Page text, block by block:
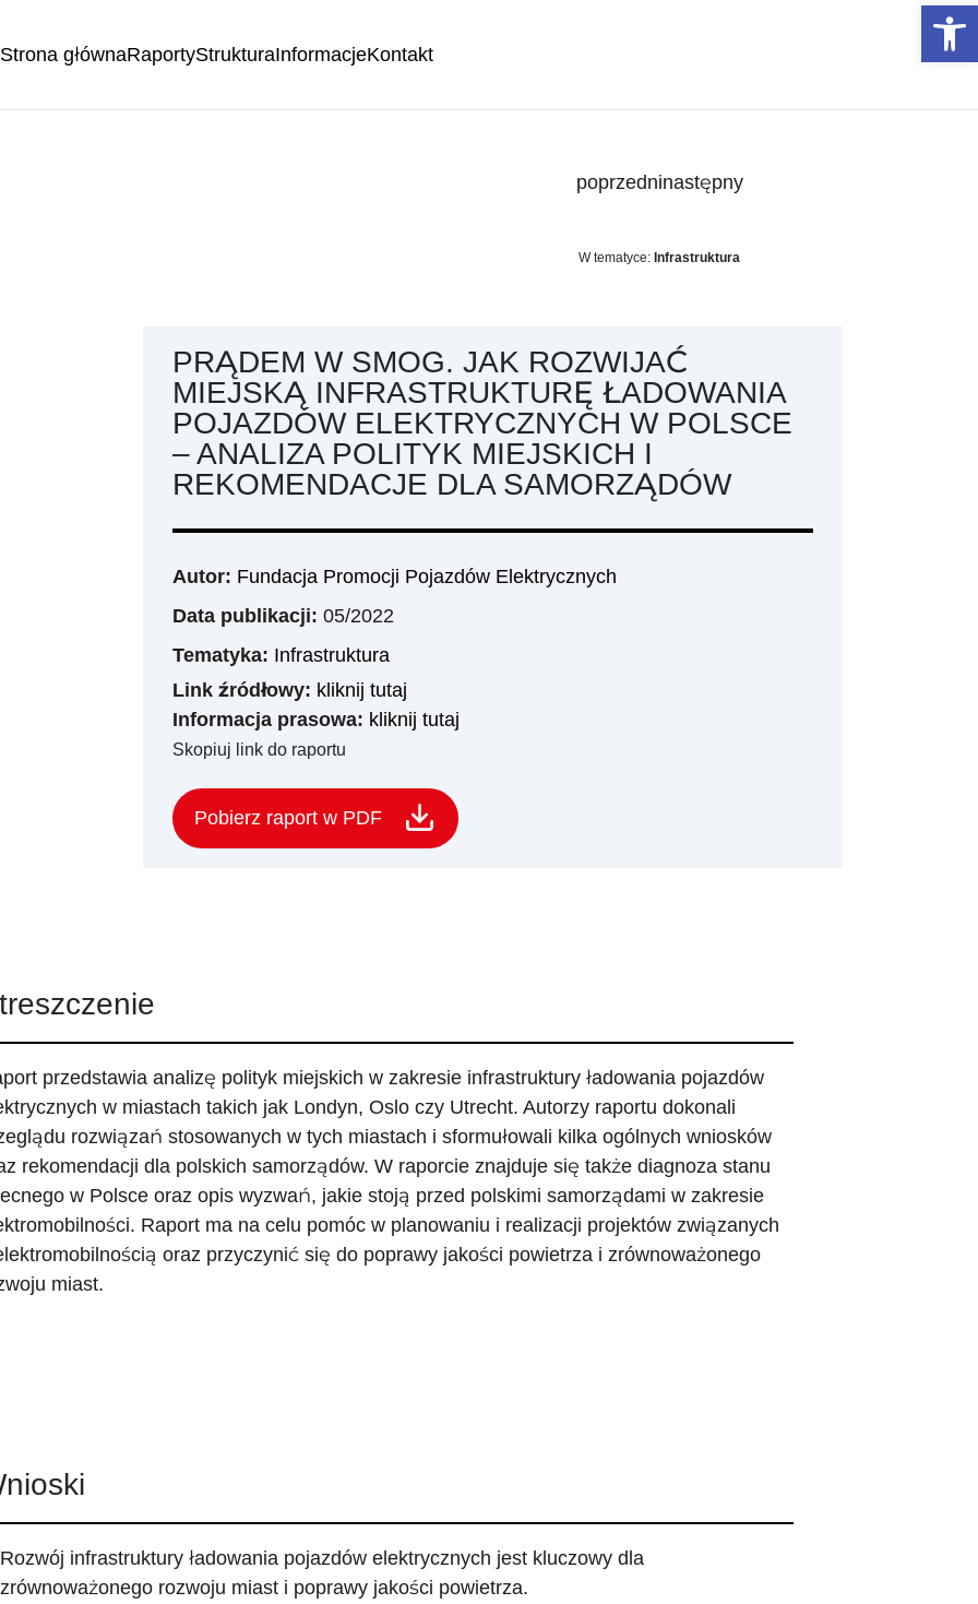
Strona głównaRaportyStrukturaInformacjeKontakt
poprzedninastępny
W tematyce: Infrastruktura
PRĄDEM W SMOG. JAK ROZWIJAĆ
MIEJSKĄ INFRASTRUKTURĘ ŁADOWANIA
POJAZDÓW ELEKTRYCZNYCH W POLSCE
– ANALIZA POLITYK MIEJSKICH I
REKOMENDACJE DLA SAMORZĄDÓW
Autor: Fundacja Promocji Pojazdów Elektrycznych
Data publikacji: 05/2022
Tematyka: Infrastruktura
Link źródłowy: kliknij tutaj
Informacja prasowa: kliknij tutaj
Skopiuj link do raportu
Pobierz raport w PDF
przedstawia analizę polityk miejskich w zakresie infrastruktury ładowania pojazdów
w miastach takich jak Londyn, Oslo czy Utrecht. Autorzy raportu dokonali
rozwiązań stosowanych w tych miastach i sformułowali kilka ogólnych wniosków
rekomendacji dla polskich samorządów. W raporcie znajduje się także diagnoza stanu
w Polsce oraz opis wyzwań, jakie stoją przed polskimi samorządami w zakresie
Raport ma na celu pomóc w planowaniu i realizacji projektów związanych
oraz przyczynić się do poprawy jakości powietrza i zrównoważonego
miast.
Rozwój infrastruktury ładowania pojazdów elektrycznych jest kluczowy dla
zrównoważonego rozwoju miast i poprawy jakości powietrza.